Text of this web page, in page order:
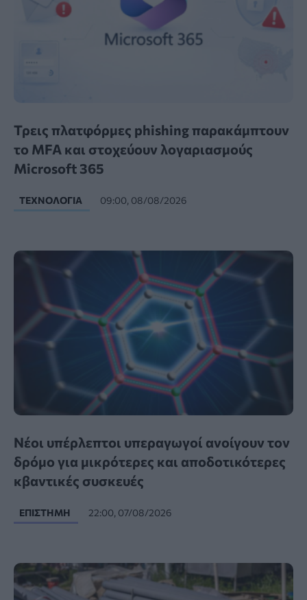
Τρεις πλατφόρμες phishing παρακάμπτουν
το MFA και στοχεύουν λογαριασμούς
Microsoft 365
ΤΕΧΝΟΛΟΓΊΑ 09:00, 08/08/2026
Νέοι υπέρλεπτοι υπεραγωγοί ανοίγουν τον
δρόμο για μικρότερες και αποδοτικότερες
κβαντικές συσκευές
ΕΠΙΣΤΉΜΗ 22:00, 07/08/2026